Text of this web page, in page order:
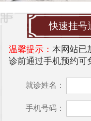
快速挂号
温馨提示： 本网站已
诊前通过手机预约可
就诊姓名：
手机号码：